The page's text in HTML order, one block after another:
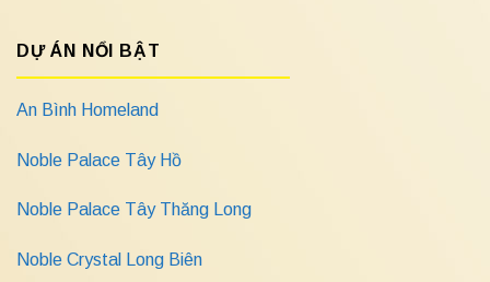
DỰ ÁN NỔI BẬT
An Bình Homeland
Noble Palace Tây Hồ
Noble Palace Tây Thăng Long
Noble Crystal Long Biên